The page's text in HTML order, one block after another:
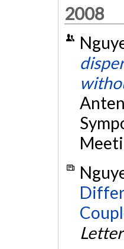
2008